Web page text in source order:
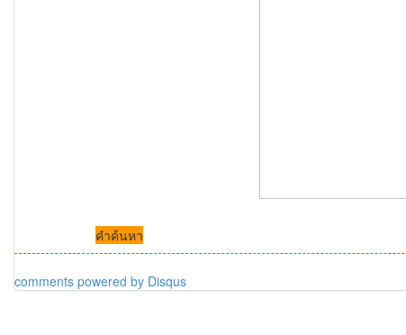
คำค้นหา
comments powered by Disqus